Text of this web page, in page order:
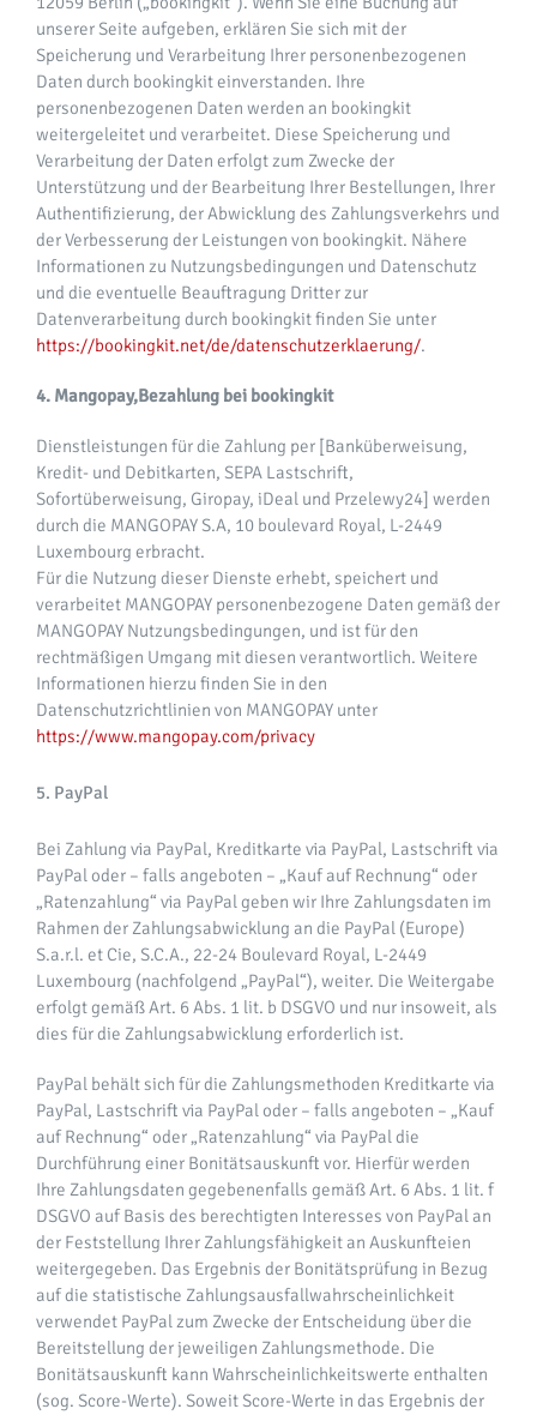
unserer Seite aufgeben, erklären Sie sich mit der
Speicherung und Verarbeitung Ihrer personenbezogenen
Daten durch bookingkit einverstanden. Ihre
personenbezogenen Daten werden an bookingkit
weitergeleitet und verarbeitet. Diese Speicherung und
Verarbeitung der Daten erfolgt zum Zwecke der
Unterstützung und der Bearbeitung Ihrer Bestellungen, Ihrer
Authentifizierung, der Abwicklung des Zahlungsverkehrs und
der Verbesserung der Leistungen von bookingkit. Nähere
Informationen zu Nutzungsbedingungen und Datenschutz
und die eventuelle Beauftragung Dritter zur
Datenverarbeitung durch bookingkit finden Sie unter
https://bookingkit.net/de/datenschutzerklaerung/.
4. Mangopay,Bezahlung bei bookingkit
Dienstleistungen für die Zahlung per [Banküberweisung,
Kredit- und Debitkarten, SEPA Lastschrift,
Sofortüberweisung, Giropay, iDeal und Przelewy24] werden
durch die MANGOPAY S.A, 10 boulevard Royal, L-2449
Luxembourg erbracht.
Für die Nutzung dieser Dienste erhebt, speichert und
verarbeitet MANGOPAY personenbezogene Daten gemäß der
MANGOPAY Nutzungsbedingungen, und ist für den
rechtmäßigen Umgang mit diesen verantwortlich. Weitere
Informationen hierzu finden Sie in den
Datenschutzrichtlinien von MANGOPAY unter
https://www.mangopay.com/privacy
5. PayPal
Bei Zahlung via PayPal, Kreditkarte via PayPal, Lastschrift via
PayPal oder – falls angeboten – „Kauf auf Rechnung“ oder
„Ratenzahlung“ via PayPal geben wir Ihre Zahlungsdaten im
Rahmen der Zahlungsabwicklung an die PayPal (Europe)
S.a.r.l. et Cie, S.C.A., 22-24 Boulevard Royal, L-2449
Luxembourg (nachfolgend „PayPal“), weiter. Die Weitergabe
erfolgt gemäß Art. 6 Abs. 1 lit. b DSGVO und nur insoweit, als
dies für die Zahlungsabwicklung erforderlich ist.
PayPal behält sich für die Zahlungsmethoden Kreditkarte via
PayPal, Lastschrift via PayPal oder – falls angeboten – „Kauf
auf Rechnung“ oder „Ratenzahlung“ via PayPal die
Durchführung einer Bonitätsauskunft vor. Hierfür werden
Ihre Zahlungsdaten gegebenenfalls gemäß Art. 6 Abs. 1 lit. f
DSGVO auf Basis des berechtigten Interesses von PayPal an
der Feststellung Ihrer Zahlungsfähigkeit an Auskunfteien
weitergegeben. Das Ergebnis der Bonitätsprüfung in Bezug
auf die statistische Zahlungsausfallwahrscheinlichkeit
verwendet PayPal zum Zwecke der Entscheidung über die
Bereitstellung der jeweiligen Zahlungsmethode. Die
Bonitätsauskunft kann Wahrscheinlichkeitswerte enthalten
(sog. Score-Werte). Soweit Score-Werte in das Ergebnis der